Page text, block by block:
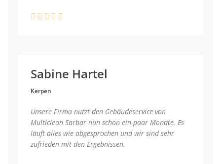
Sabine Hartel
Kerpen
Unsere Firma nutzt den Gebäudeservice von
Multiclean Sarbar nun schon ein paar Monate. Es
läuft alles wie abgesprochen und wir sind sehr
zufrieden mit den Ergebnissen.